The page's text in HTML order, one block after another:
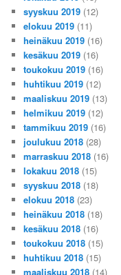
syyskuu 2019 (12)
elokuu 2019 (11)
heinäkuu 2019 (16)
kesäkuu 2019 (16)
toukokuu 2019 (16)
huhtikuu 2019 (12)
maaliskuu 2019 (13)
helmikuu 2019 (12)
tammikuu 2019 (16)
joulukuu 2018 (28)
marraskuu 2018 (16)
lokakuu 2018 (15)
syyskuu 2018 (18)
elokuu 2018 (23)
heinäkuu 2018 (18)
kesäkuu 2018 (16)
toukokuu 2018 (15)
huhtikuu 2018 (15)
maaliskuu 2018 (14)